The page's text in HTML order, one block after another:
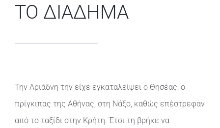
ΤΟ ΔΙΑΔΗΜΑ
Την Αριάδνη την είχε εγκαταλείψει ο Θησέας, ο
πρίγκιπας της Αθήνας, στη Νάξο, καθώς επέστρεφαν
από το ταξίδι στην Κρήτη. Έτσι τη βρήκε να